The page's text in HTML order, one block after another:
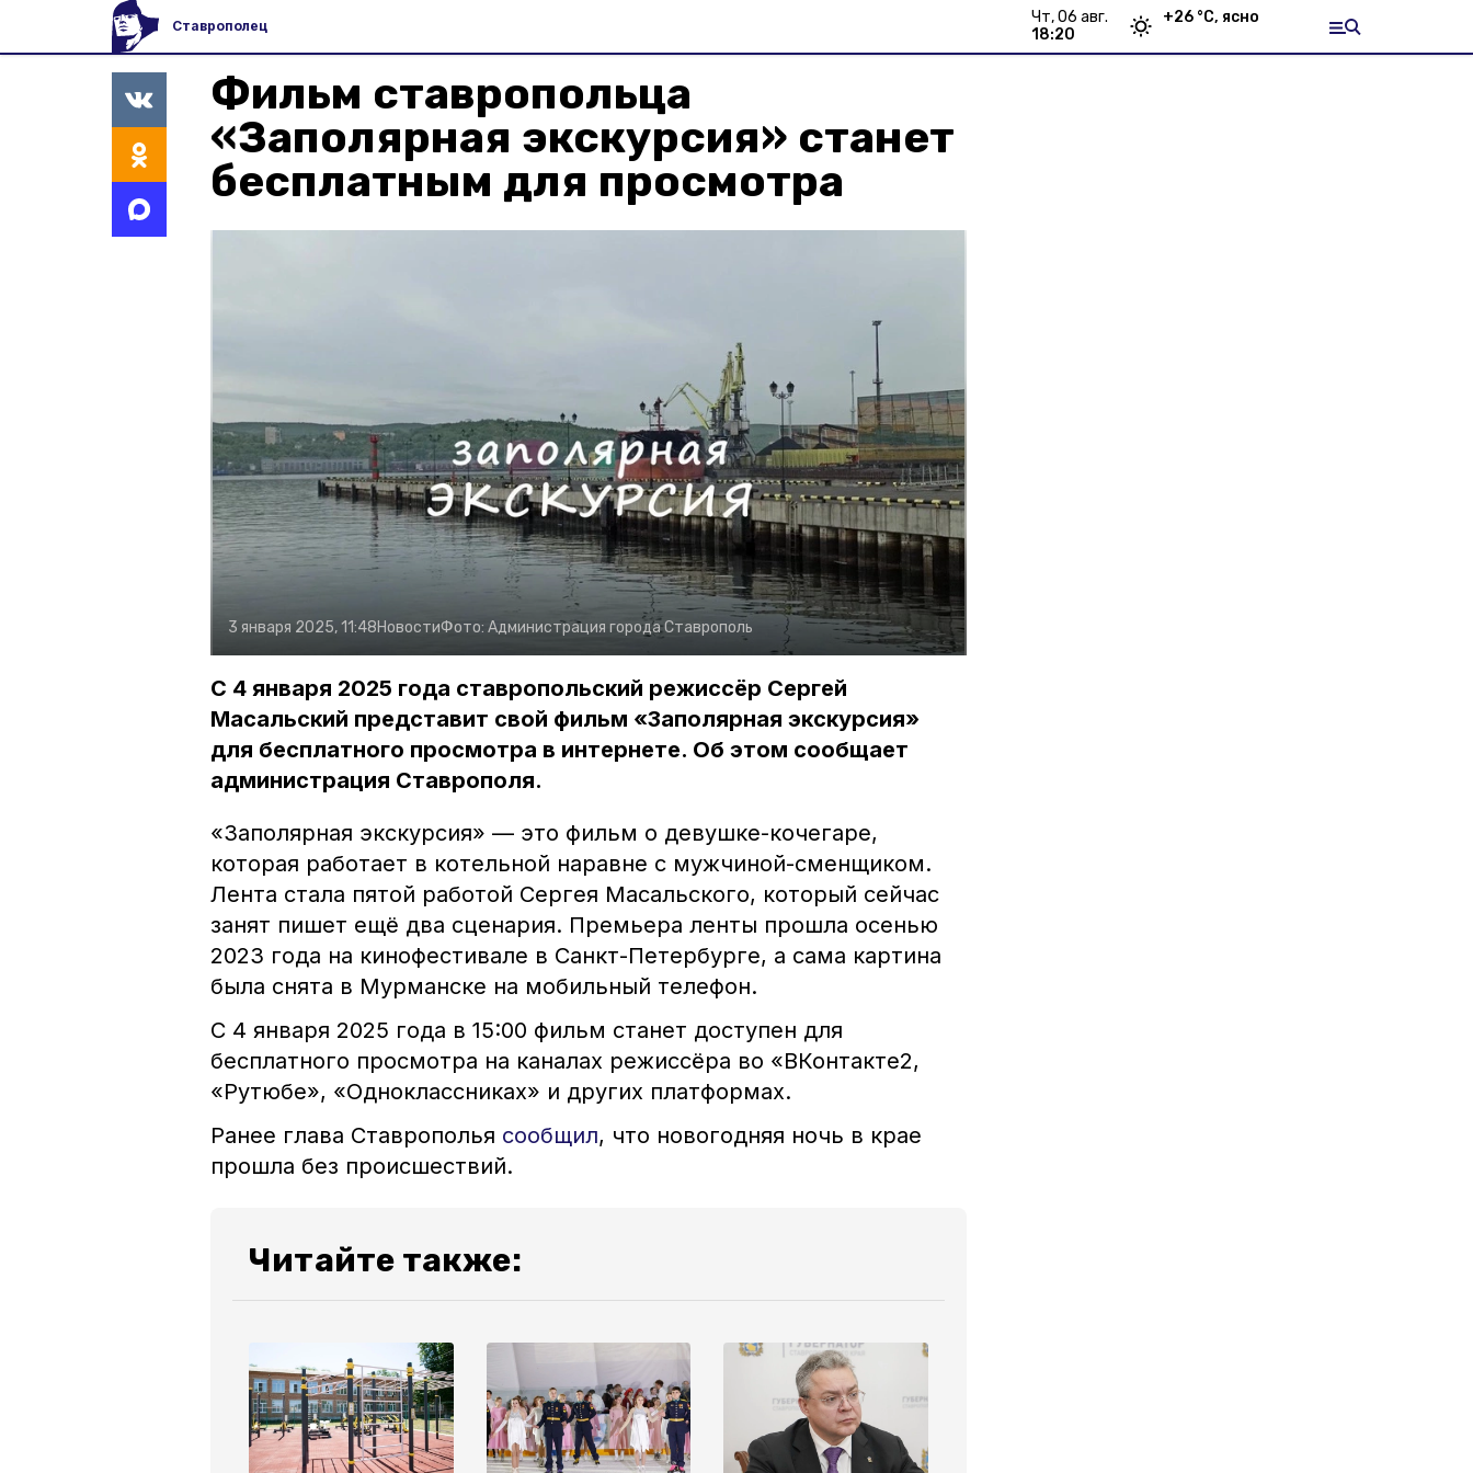
Ставрополец
чт, 06 авг.
18:20
+26 °С, ясно
Фильм ставропольца
«Заполярная экскурсия» станет
бесплатным для просмотра
3 января 2025, 11:48НовостиФото: Администрация города Ставрополь
С 4 января 2025 года ставропольский режиссёр Сергей
Масальский представит свой фильм «Заполярная экскурсия»
для бесплатного просмотра в интернете. Об этом сообщает
администрация Ставрополя.
«Заполярная экскурсия» — это фильм о девушке-кочегаре,
которая работает в котельной наравне с мужчиной-сменщиком.
Лента стала пятой работой Сергея Масальского, который сейчас
занят пишет ещё два сценария. Премьера ленты прошла осенью
2023 года на кинофестивале в Санкт-Петербурге, а сама картина
была снята в Мурманске на мобильный телефон.
С 4 января 2025 года в 15:00 фильм станет доступен для
бесплатного просмотра на каналах режиссёра во «ВКонтакте2,
«Рутюбе», «Одноклассниках» и других платформах.
Ранее глава Ставрополья сообщил, что новогодняя ночь в крае
прошла без происшествий.
Читайте также: